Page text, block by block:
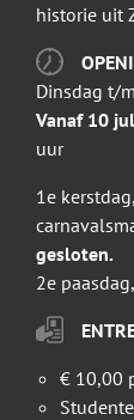
historie uit
Dinsdag t/
Vanaf 10
uur
1e
gesloten.
2e
€ 10,00